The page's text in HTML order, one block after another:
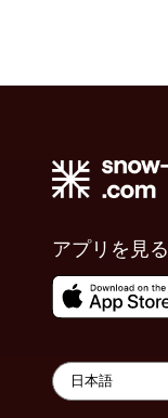
アプリを見る